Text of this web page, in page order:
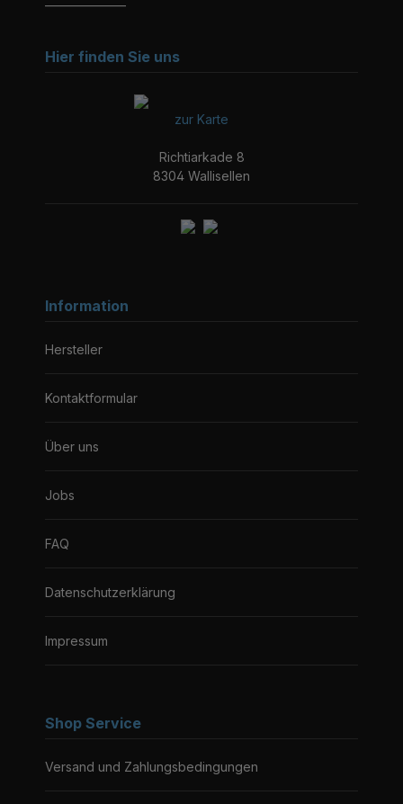
Hier finden Sie uns
zur Karte
Richtiarkade 8
8304 Wallisellen
Information
Hersteller
Kontaktformular
Über uns
Jobs
FAQ
Datenschutzerklärung
Impressum
Shop Service
Versand und Zahlungsbedingungen